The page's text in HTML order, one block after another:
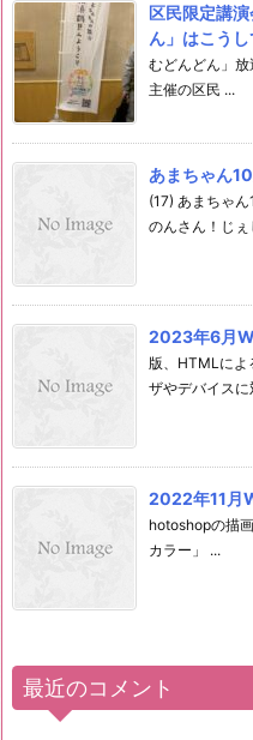
区民限定講
ん」はこう
むどんどん」
主催の区民 ...
あまちゃん
(17) あまちゃ
のんさん！じぇ
2023年6月
版、HTMLによ
ザやデバイスに
2022年11月
hotoshopの描
カラー」 ...
最近のコメント